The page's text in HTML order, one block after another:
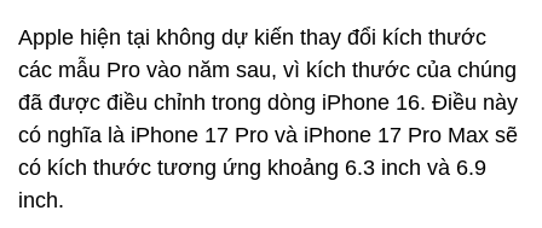
Apple hiện tại không dự kiến thay đổi kích thước
các mẫu Pro vào năm sau, vì kích thước của chúng
đã được điều chỉnh trong dòng iPhone 16. Điều này
có nghĩa là iPhone 17 Pro và iPhone 17 Pro Max sẽ
có kích thước tương ứng khoảng 6.3 inch và 6.9
inch.